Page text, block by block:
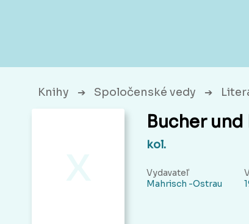
Knihy ➔ Spoločenské vedy ➔
Bucher
kol.
Vydavateľ
Mahrisch -Ostrau